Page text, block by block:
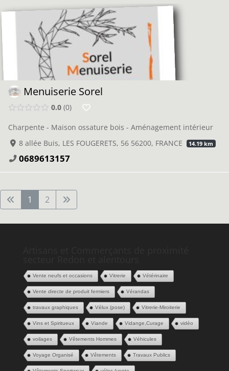
Menuiserie Sorel
0.0 0
Charpente - Maison ossature bois - Aménagement intérieur
8 allée Buis, LES FOUGERETS, 56 56200, FRANCE
14.19 km
0689613157
1 2
Vente neufs et occasions Vitrerie Vétérinaire
Vente directe de produit fermiers Vérandas
travaux graphiques Vélux (pose) Vitrerie-Miroiterie
Vins et Spiritueux Viande Vidange,Curage vidéo
voilages Vêtements Hommes Véhicules
Voyage Organisé Vêtements Travaux Publics